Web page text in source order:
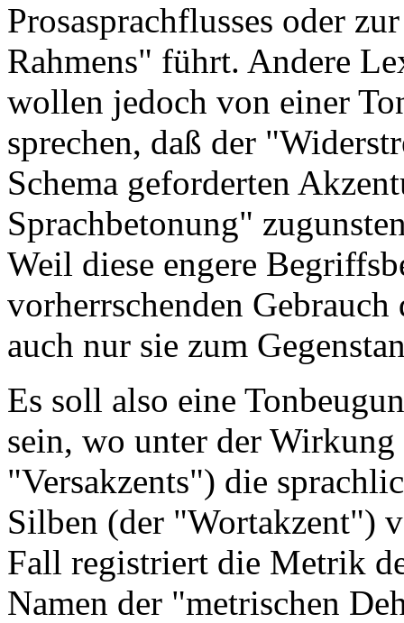
Prosasprachflusses oder
Rahmens" führt. Andere
wollen jedoch von einer
sprechen, daß der
Schema geforderten
Sprachbetonung"
Weil diese engere
vorherrschenden
auch nur sie zum
Es soll also eine
sein, wo unter der Wirkung
"Versakzents") die
Silben (der "Wortakzent")
Fall registriert die Metrik
Namen der "metrischen